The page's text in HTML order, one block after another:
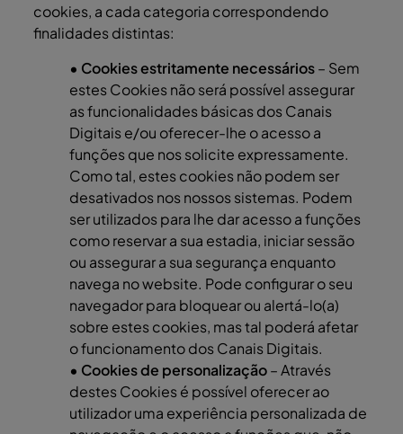
cookies, a cada categoria correspondendo
finalidades distintas:
• Cookies estritamente necessários– Sem
estes Cookies não será possível assegurar
as funcionalidades básicas dos Canais
Digitais e/ou oferecer-lhe o acesso a
funções que nos solicite expressamente.
Como tal, estes cookies não podem ser
desativados nos nossos sistemas. Podem
ser utilizados para lhe dar acesso a funções
como reservar a sua estadia, iniciar sessão
ou assegurar a sua segurança enquanto
navega no website. Pode configurar o seu
navegador para bloquear ou alertá-lo(a)
sobre estes cookies, mas tal poderá afetar
o funcionamento dos Canais Digitais.
• Cookies de personalização– Através
destes Cookies é possível oferecer ao
utilizador uma experiência personalizada de